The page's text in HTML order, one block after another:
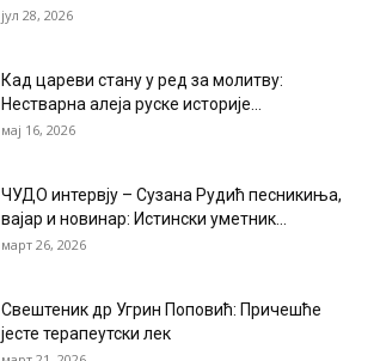
јул 28, 2026
Кад цареви стану у ред за молитву:
Нестварна алеја руске историје...
мај 16, 2026
ЧУДО интервју – Сузана Рудић песникиња,
вајар и новинар: Истински уметник...
март 26, 2026
Свештеник др Угрин Поповић: Причешће
јесте терапеутски лек